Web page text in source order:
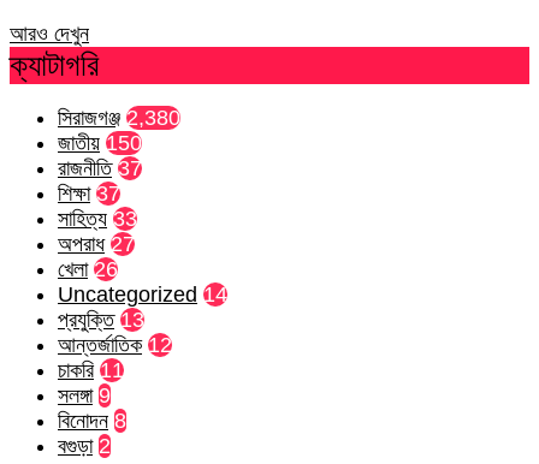
আরও দেখুন
ক্যাটাগরি
সিরাজগঞ্জ 2,380
জাতীয় 150
রাজনীতি 37
শিক্ষা 37
সাহিত্য 33
অপরাধ 27
খেলা 26
Uncategorized 14
প্রযুক্তি 13
আন্তর্জাতিক 12
চাকরি 11
সলঙ্গা 9
বিনোদন 8
বগুড়া 2